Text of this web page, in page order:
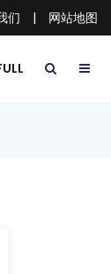
们 | 网站地图